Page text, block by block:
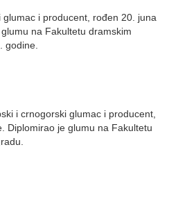
i producent, rođen 20. juna
na Fakultetu dramskim
godine.
i crnogorski glumac i producent,
Diplomirao je glumu na Fakultetu